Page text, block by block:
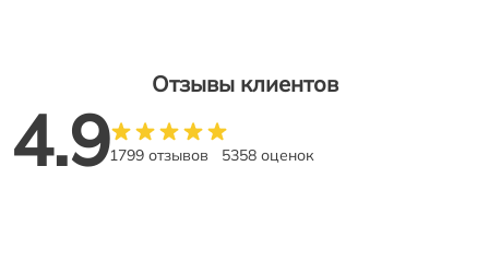
Отзывы клиентов
4.91799 отзывов 5358 оценок